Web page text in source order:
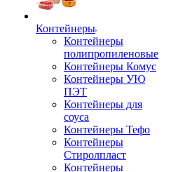
Контейнеры
Контейнеры
полипропиленовые
Контейнеры Комус
Контейнеры УЮ
ПЭТ
Контейнеры для
соуса
Контейнеры Тефо
Контейнеры
Стиролпласт
Контейнеры